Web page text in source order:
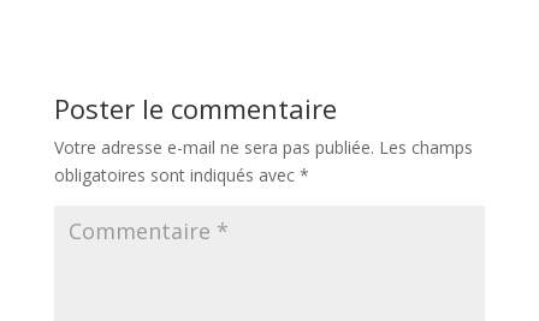
Poster le commentaire
Votre adresse e-mail ne sera pas publiée. Les champs
obligatoires sont indiqués avec *